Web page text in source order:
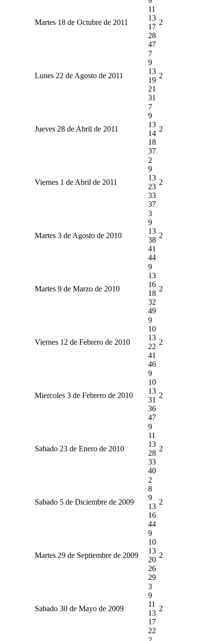
Martes 18 de Octubre de 2011
11
13
17
28
47
2
Lunes 22 de Agosto de 2011
7
9
13
19
21
31
2
Jueves 28 de Abril de 2011
7
9
13
14
18
37
2
Viernes 1 de Abril de 2011
2
9
13
23
33
37
2
Martes 3 de Agosto de 2010
3
9
13
38
41
44
2
Martes 9 de Marzo de 2010
9
13
16
18
32
49
2
Viernes 12 de Febrero de 2010
9
10
13
22
41
46
2
Miercoles 3 de Febrero de 2010
9
10
13
31
36
47
2
Sabado 23 de Enero de 2010
9
11
13
28
33
40
2
Sabado 5 de Diciembre de 2009
2
8
9
13
16
44
2
Martes 29 de Septiembre de 2009
9
10
13
20
26
29
2
Sabado 30 de Mayo de 2009
3
9
11
13
17
22
2